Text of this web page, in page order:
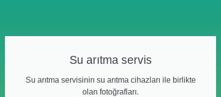
Su arıtma servis
Su arıtma servisinin su arıtma cihazları ile birlikte
olan fotoğrafları.